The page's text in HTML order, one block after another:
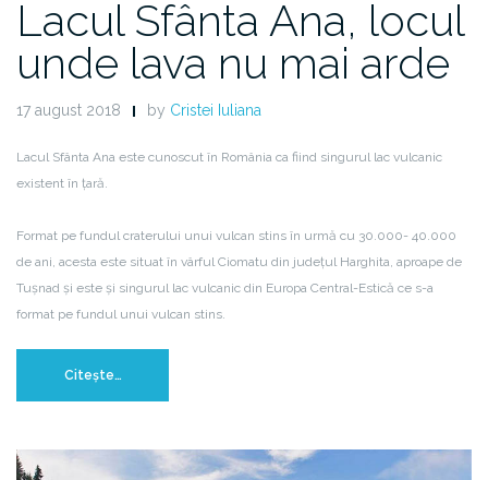
Lacul Sfânta Ana, locul
unde lava nu mai arde
17 august 2018 by Cristei Iuliana
Lacul Sfânta Ana este cunoscut în România ca fiind singurul lac vulcanic
existent în țară.
Format pe fundul craterului unui vulcan stins în urmă cu 30.000- 40.000
de ani, acesta este situat în vârful Ciomatu din județul Harghita, aproape de
Tușnad și este și singurul lac vulcanic din Europa Central-Estică ce s-a
format pe fundul unui vulcan stins.
Citește…